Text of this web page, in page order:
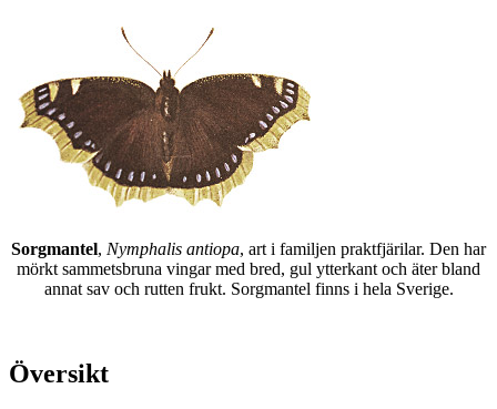
Sorgmantel, Nymphalis antiopa, art i familjen praktfjärilar. Den har
mörkt sammetsbruna vingar med bred, gul ytterkant och äter bland
annat sav och rutten frukt. Sorgmantel finns i hela Sverige.
Översikt